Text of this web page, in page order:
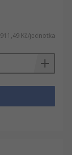
Kč/jednotka